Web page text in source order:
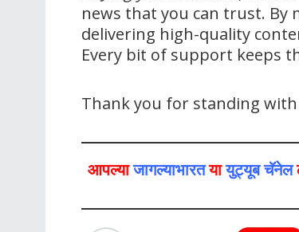
news that you can trust. By
delivering high-quality
Every bit of support keeps
Thank you for standing
आपल्याजागल्याभारतयायुट्यूब चॅनेल